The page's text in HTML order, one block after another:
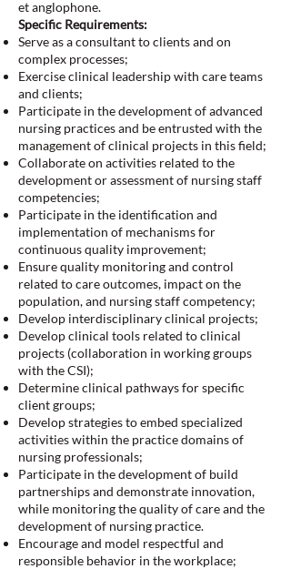
et anglophone.
Specific Requirements:
Serve as a consultant to clients and on
complex processes;
Exercise clinical leadership with care teams
and clients;
Participate in the development of advanced
nursing practices and be entrusted with the
management of clinical projects in this field;
Collaborate on activities related to the
development or assessment of nursing staff
competencies;
Participate in the identification and
implementation of mechanisms for
continuous quality improvement;
Ensure quality monitoring and control
related to care outcomes, impact on the
population, and nursing staff competency;
Develop interdisciplinary clinical projects;
Develop clinical tools related to clinical
projects (collaboration in working groups
with the CSI);
Determine clinical pathways for specific
client groups;
Develop strategies to embed specialized
activities within the practice domains of
nursing professionals;
Participate in the development of build
partnerships and demonstrate innovation,
while monitoring the quality of care and the
development of nursing practice.
Encourage and model respectful and
responsible behavior in the workplace;